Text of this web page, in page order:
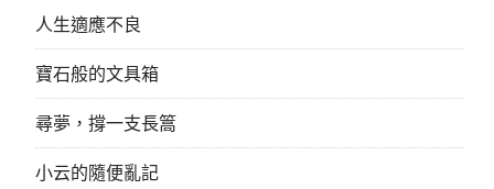
人生適應不良
寶石般的文具箱
尋夢，撐一支長篙
小云的隨便亂記